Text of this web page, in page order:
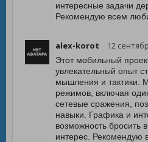
интересные задачи
Рекомендую всем
alex-korot 12
Этот мобильный
увлекательный опыт
мышления и тактики.
режимов, включая
сетевые сражения,
навыки. Графика и
возможность бросить
интерес. Рекомендую